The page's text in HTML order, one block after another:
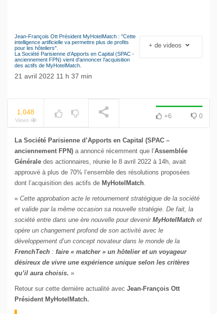
NOW PLAYING
Le séisme industriel
Jean-François Ott Président MyHotelMatch : "Cette
intelligence artificielle va permettre plus de profits
pour les hôteliers".
La Société Parisienne d’Apports en Capital (SPAC -
anciennement FPN) vient d'annoncer l’acquisition
des actifs de MyHotelMatch.
21 avril 2022 11 h 37 min
+ de videos
1,048
Views
+6 0
La Société Parisienne d’Apports en Capital (SPAC –
anciennement FPN) a annoncé récemment que l’Assemblée
Générale des actionnaires, réunie le 8 avril 2022 à 14h, avait
approuvé à plus de 70% l’ensemble des résolutions proposées
dont l’acquisition des actifs de MyHotelMatch.
« Cette approbation acte le retournement stratégique de la société
et valide par la même occasion sa nouvelle stratégie. De fait, la
société entre dans une ère nouvelle pour devenir MyHotelMatch et
opère un changement profond de son activité avec le
développement d’un concept novateur dans le monde de la
FrenchTech : faire « matcher » un hôtelier et un voyageur
désireux de vivre une expérience unique selon les critères
qu’il aura choisis. »
Retour sur cette dernière actualité avec Jean-François Ott
Président MyHotelMatch.